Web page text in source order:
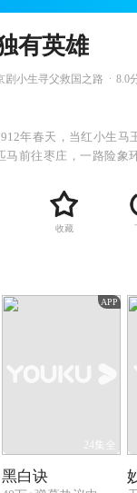
有英雄
剧小生寻父救国之路 8.0
年春天，当红小生马
马前往枣庄，一路险象
相关的人外，还意外拥
窑。当上窑主后，他亲
人的艰辛与危险，张启之
中国煤炭虎视眈眈的双
收藏
APP
24集全
黑白诀